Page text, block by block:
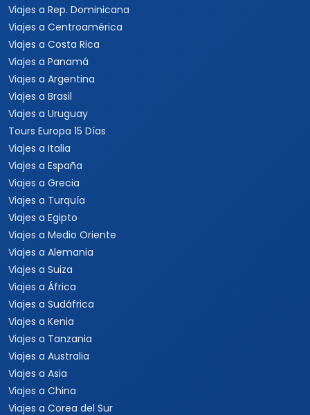
Viajes a Rep. Dominicana
Viajes a Centroamérica
Viajes a Costa Rica
Viajes a Panamá
Viajes a Argentina
Viajes a Brasil
Viajes a Uruguay
Tours Europa 15 Días
Viajes a Italia
Viajes a España
Viajes a Grecia
Viajes a Turquía
Viajes a Egipto
Viajes a Medio Oriente
Viajes a Alemania
Viajes a Suiza
Viajes a África
Viajes a Sudáfrica
Viajes a Kenia
Viajes a Tanzania
Viajes a Australia
Viajes a Asia
Viajes a China
Viajes a Corea del Sur